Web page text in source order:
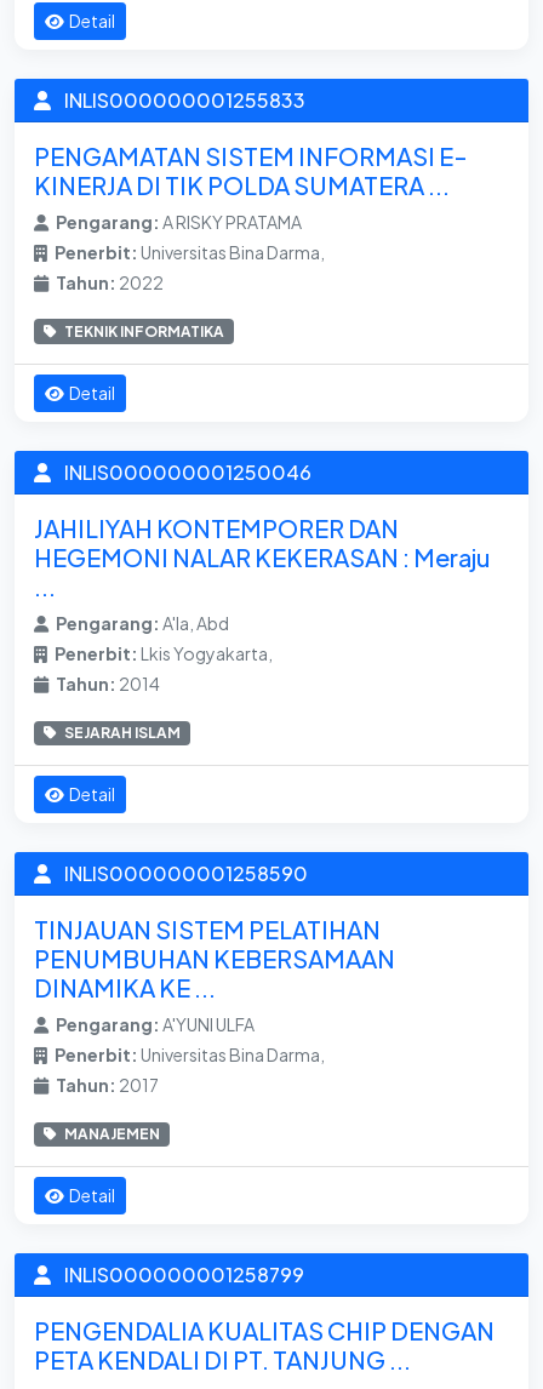
Detail
INLIS000000001255833
PENGAMATAN SISTEM INFORMASI E-
KINERJA DI TIK POLDA SUMATERA ...
Pengarang: A RISKY PRATAMA
Penerbit: Universitas Bina Darma,
Tahun: 2022
TEKNIK INFORMATIKA
Detail
INLIS000000001250046
JAHILIYAH KONTEMPORER DAN
HEGEMONI NALAR KEKERASAN : Meraju
Pengarang: A'la, Abd
Penerbit: Lkis Yogyakarta,
Tahun: 2014
SEJARAH ISLAM
Detail
INLIS000000001258590
TINJAUAN SISTEM PELATIHAN
PENUMBUHAN KEBERSAMAAN
DINAMIKA KE ...
Pengarang: A'YUNI ULFA
Penerbit: Universitas Bina Darma,
Tahun: 2017
MANAJEMEN
Detail
INLIS000000001258799
PENGENDALIA KUALITAS CHIP DENGAN
PETA KENDALI DI PT. TANJUNG ...